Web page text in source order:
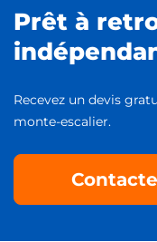
Prêt à
Recevez un devis
monte-escalier.